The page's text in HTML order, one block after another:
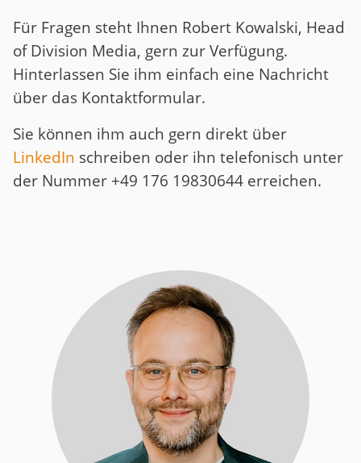
Für Fragen steht Ihnen Robert Kowalski, Head
of Division Media, gern zur Verfügung.
Hinterlassen Sie ihm einfach eine Nachricht
über das Kontaktformular.
Sie können ihm auch gern direkt über
LinkedIn schreiben oder ihn telefonisch unter
der Nummer +49 176 19830644 erreichen.